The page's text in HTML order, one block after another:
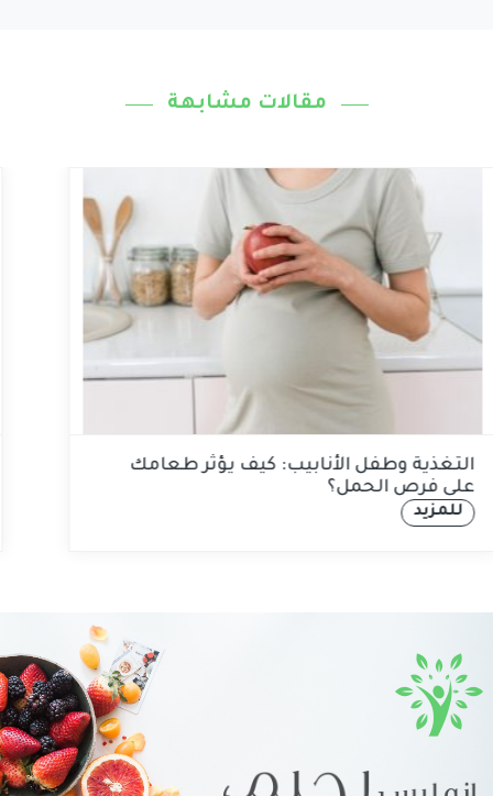
مقالات مشابهة
التغذية وطفل الأنابيب: كيف يؤثر طعامك
على فرص الحمل؟
للمزيد